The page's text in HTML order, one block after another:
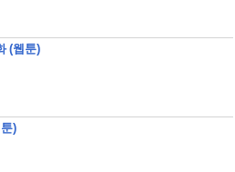
(웹툰)
)